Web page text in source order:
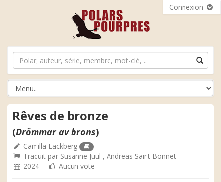
Connexion
Rêves de bronze
(Drömmar av brons)
Camilla Läckberg
Traduit par Susanne Juul , Andreas Saint Bonnet
2024
Aucun vote